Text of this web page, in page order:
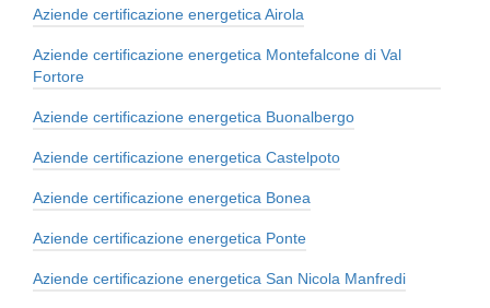
Aziende certificazione energetica Airola
Aziende certificazione energetica Montefalcone di Val
Fortore
Aziende certificazione energetica Buonalbergo
Aziende certificazione energetica Castelpoto
Aziende certificazione energetica Bonea
Aziende certificazione energetica Ponte
Aziende certificazione energetica San Nicola Manfredi